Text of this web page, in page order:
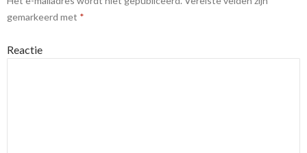
gemarkeerd met *
Reactie